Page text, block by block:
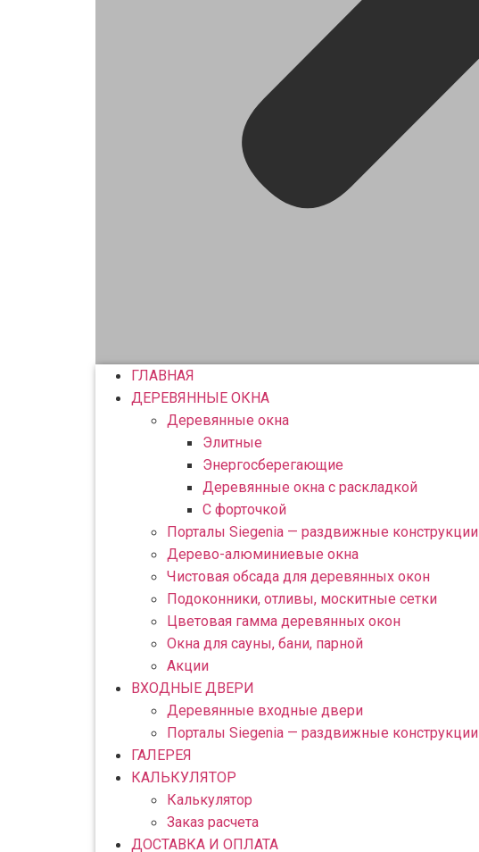
ГЛАВНАЯ
ДЕРЕВЯННЫЕ ОКНА
Деревянные окна
Элитные
Энергосберегающие
Деревянные окна с раскладкой
С форточкой
Порталы Siegenia — раздвижные конструкции
Дерево-алюминиевые окна
Чистовая обсада для деревянных окон
Подоконники, отливы, москитные сетки
Цветовая гамма деревянных окон
Окна для сауны, бани, парной
Акции
ВХОДНЫЕ ДВЕРИ
Деревянные входные двери
Порталы Siegenia — раздвижные конструкции
ГАЛЕРЕЯ
КАЛЬКУЛЯТОР
Калькулятор
Заказ расчета
ДОСТАВКА И ОПЛАТА